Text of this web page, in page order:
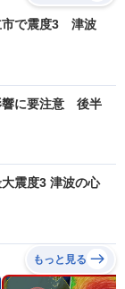
市で震度3 津波
響に要注意 後半
震度3 津波の心
もっと見る